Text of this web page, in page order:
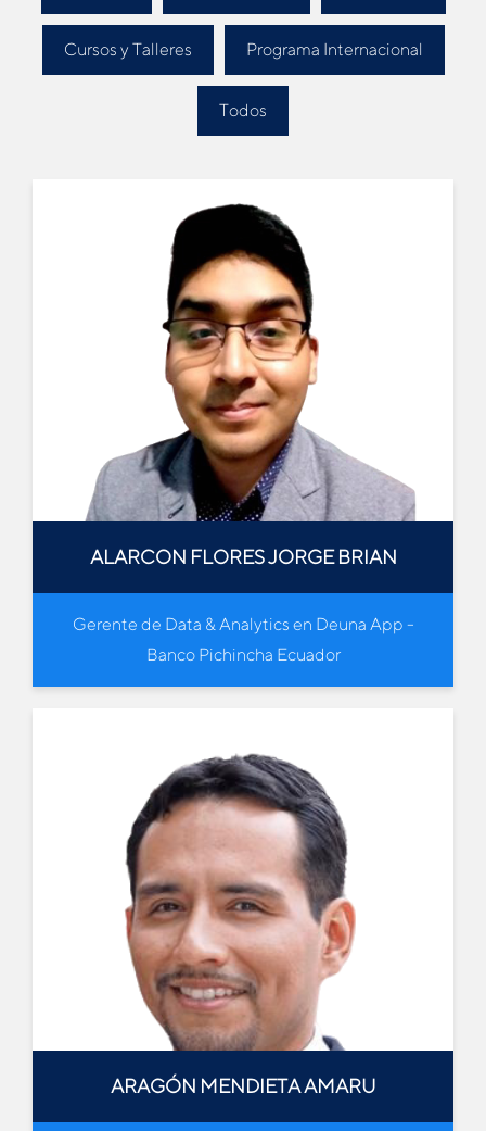
Cursos y Talleres Programa Internacional
Todos
ALARCON FLORES JORGE BRIAN
Gerente de Data & Analytics en Deuna App -
Banco Pichincha Ecuador
ARAGÓN MENDIETA AMARU